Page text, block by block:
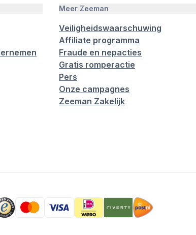
Meer Zeeman
Veiligheidswaarschuwing
Affiliate programma
Fraude en nepacties
Gratis romperactie
Pers
Onze campagnes
Zeeman Zakelijk